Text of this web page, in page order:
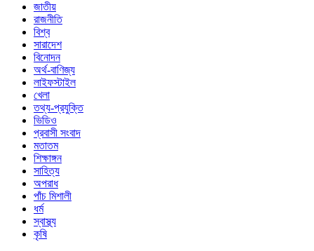
জাতীয়
রাজনীতি
বিশ্ব
সারাদেশ
বিনোদন
অর্থ-বাণিজ্য
লাইফস্টাইল
খেলা
তথ্য-প্রযুক্তি
ভিডিও
প্রবাসী সংবাদ
মতাতম
শিক্ষাঙ্গন
সাহিত্য
অপরাধ
পাঁচ মিশালী
ধর্ম
স্বাস্থ্য
কৃষি